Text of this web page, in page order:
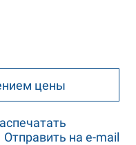
цены
Отправить на e-mail